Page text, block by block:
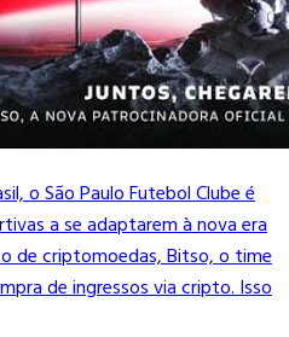
o São Paulo Futebol Clube é
a se adaptarem à nova era
de criptomoedas, Bitso, o time
de ingressos via cripto. Isso